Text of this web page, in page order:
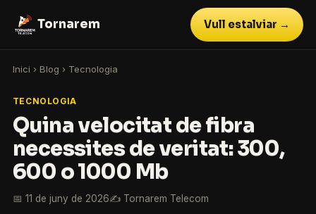
Tornarem Vull estalviar →
Inici › Blog › Tecnologia
TECNOLOGIA
Quina velocitat de fibra
necessites de veritat: 300,
600 o 1000 Mb
📅 11 de juny de 2026✍️ Tornarem Telecom